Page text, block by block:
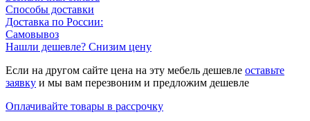
Способы доставки
Доставка по России:
Самовывоз
Нашли дешевле? Снизим цену
Если на другом сайте цена на эту мебель дешевле оставьте
заявку и мы вам перезвоним и предложим дешевле
Оплачивайте товары в рассрочку